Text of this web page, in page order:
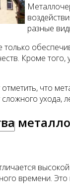
разные
Кроме
что
сложного
времени. Это